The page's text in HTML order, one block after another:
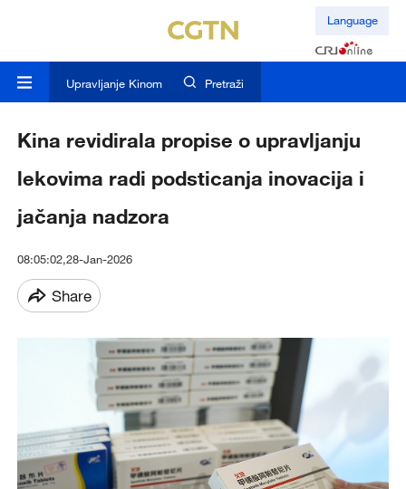
Language
Upravljanje Kinom Pretraži
Kina revidirala propise o upravljanju
lekovima radi podsticanja inovacija i
jačanja nadzora
08:05:02,28-Jan-2026
Share